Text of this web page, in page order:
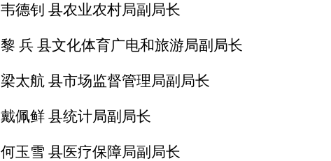
韦德钊 县农业农村局副局长
黎 兵县文化体育广电和旅游局副局长
梁太航 县市场监督管理 局副局长
戴佩鲜 县统计局副局长
何玉雪 县医疗保障局副局长